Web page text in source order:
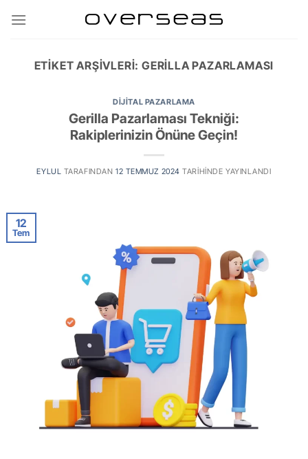
atla
ETIKET ARŞIVLERI:GERILLA PAZARLAMASI
DIJITAL PAZARLAMA
Gerilla Pazarlaması Tekniği:
Rakiplerinizin Önüne Geçin!
EYLUL TARAFINDAN 12 TEMMUZ 2024 TARIHINDE YAYINLANDI
12
Tem